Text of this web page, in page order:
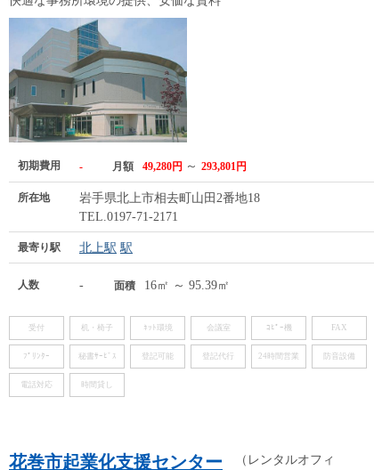
初期費用 - 月額 49,280円 ～ 293,801円
所在地
岩手県北上市相去町山田2番地18
TEL.0197-71-2171
最寄り駅 北上駅 駅
人数 - 面積 16㎡ ～ 95.39㎡
受付 机・椅子 ﾈｯﾄ環境 会議室 ｺﾋﾟｰ機 FAX
ﾌﾟﾘﾝﾀｰ 秘書ｻｰﾋﾞｽ 登記可能 登記代行 24時間営業 防音設備
電話対応 時間貸し
花巻市起業化支援センター （レンタルオフィ